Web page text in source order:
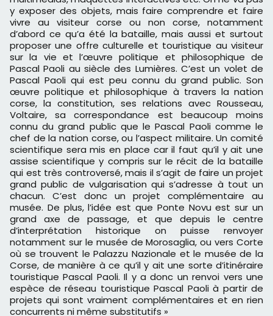
y exposer des objets, mais faire comprendre et faire
vivre au visiteur corse ou non corse, notamment
d’abord ce qu’a été la bataille, mais aussi et surtout
proposer une offre culturelle et touristique au visiteur
sur la vie et l’œuvre politique et philosophique de
Pascal Paoli au siècle des Lumières. C’est un volet de
Pascal Paoli qui est peu connu du grand public. Son
œuvre politique et philosophique à travers la nation
corse, la constitution, ses relations avec Rousseau,
Voltaire, sa correspondance est beaucoup moins
connu du grand public que le Pascal Paoli comme le
chef de la nation corse, ou l’aspect militaire. Un comité
scientifique sera mis en place car il faut qu’il y ait une
assise scientifique y compris sur le récit de la bataille
qui est très controversé, mais il s’agit de faire un projet
grand public de vulgarisation qui s’adresse à tout un
chacun. C’est donc un projet complémentaire au
musée. De plus, l’idée est que Ponte Novu est sur un
grand axe de passage, et que depuis le centre
d’interprétation historique on puisse renvoyer
notamment sur le musée de Morosaglia, ou vers Corte
où se trouvent le Palazzu Nazionale et le musée de la
Corse, de manière à ce qu’il y ait une sorte d’itinéraire
touristique Pascal Paoli. Il y a donc un renvoi vers une
espèce de réseau touristique Pascal Paoli à partir de
projets qui sont vraiment complémentaires et en rien
concurrents ni même substitutifs »